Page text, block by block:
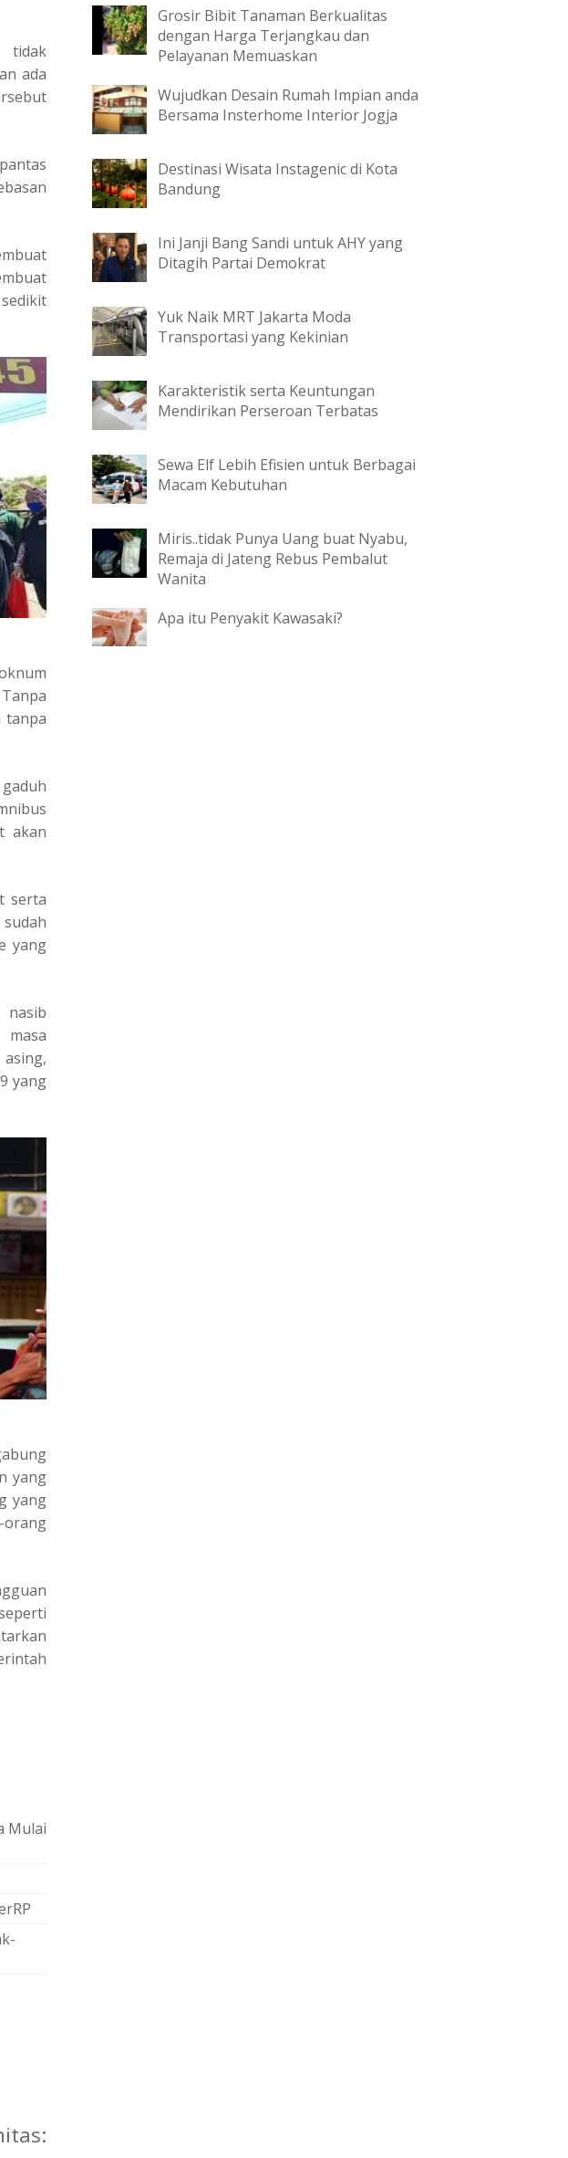
tidak
ada
tanpa
akan
serta
yang
yang
yang
yang
orang
Mulai
Grosir Bibit Tanaman Berkualitas
dengan Harga Terjangkau dan
Pelayanan Memuaskan
Wujudkan Desain Rumah Impian anda
Bersama Insterhome Interior Jogja
Destinasi Wisata Instagenic di Kota
Bandung
Ini Janji Bang Sandi untuk AHY yang
Ditagih Partai Demokrat
Yuk Naik MRT Jakarta Moda
Transportasi yang Kekinian
Karakteristik serta Keuntungan
Mendirikan Perseroan Terbatas
Sewa Elf Lebih Efisien untuk Berbagai
Macam Kebutuhan
Miris..tidak Punya Uang buat Nyabu,
Remaja di Jateng Rebus Pembalut
Wanita
Apa itu Penyakit Kawasaki?